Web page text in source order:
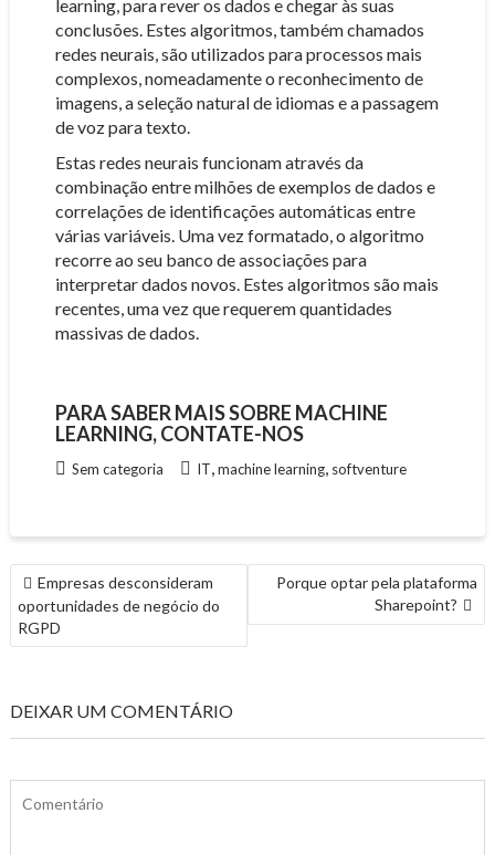
learning, para rever os dados e chegar às suas
conclusões. Estes algoritmos, também chamados
redes neurais, são utilizados para processos mais
complexos, nomeadamente o reconhecimento de
imagens, a seleção natural de idiomas e a passagem
de voz para texto.
Estas redes neurais funcionam através da
combinação entre milhões de exemplos de dados e
correlações de identificações automáticas entre
várias variáveis. Uma vez formatado, o algoritmo
recorre ao seu banco de associações para
interpretar dados novos. Estes algoritmos são mais
recentes, uma vez que requerem quantidades
massivas de dados.
PARA SABER MAIS SOBRE MACHINE
LEARNING, CONTATE-NOS
Sem categoria IT machine learning, softventure
NAVEGAÇÃO
DE
ARTIGOS
Empresas desconsideram
oportunidades de negócio do
RGPD
Porque optar pela plataforma
Sharepoint?
DEIXAR UM COMENTÁRIO